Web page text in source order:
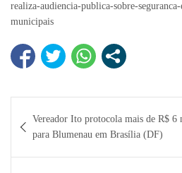
realiza-audiencia-publica-sobre-
municipais
de
Post
Vereador Ito protocola mais de R$ 6
para Blumenau em Brasília (DF)